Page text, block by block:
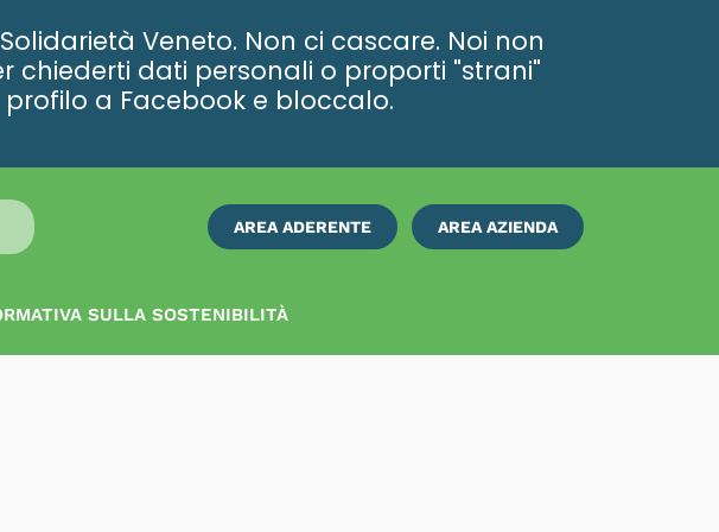
Veneto. Non ci cascare. Noi non
dati personali o proporti "strani"
a Facebook e bloccalo.
AREA ADERENTE AREA AZIENDA
SULLA SOSTENIBILITÀ
ISCRIVITI